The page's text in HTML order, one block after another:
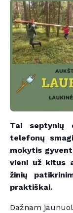
Tai septynių
telefonų
mokytis
vieni už kitus
žinių
praktiškai.
Dažnam